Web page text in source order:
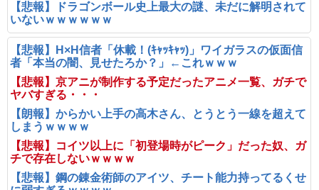
【悲報】ドラゴンボール史上最大の謎、未だに解明されて
いないｗｗｗｗｗｗ
【悲報】H×H信者「休載！(ｷｬｯｷｬｯ)」ワイガラスの仮面信
者「本当の闇、見せたろか？」←これｗｗｗ
【悲報】京アニが制作する予定だったアニメ一覧、ガチで
ヤバすぎる・・・
【朗報】からかい上手の高木さん、とうとう一線を超えて
しまうｗｗｗｗ
【悲報】コイツ以上に「初登場時がピーク」だった奴、ガ
チで存在しないｗｗｗｗ
【悲報】鋼の錬金術師のアイツ、チート能力持ってるくせ